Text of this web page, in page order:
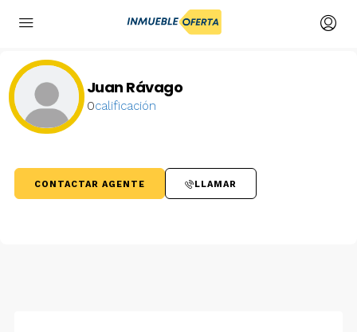
Juan Rávago
0calificación
CONTACTAR AGENTE LLAMAR